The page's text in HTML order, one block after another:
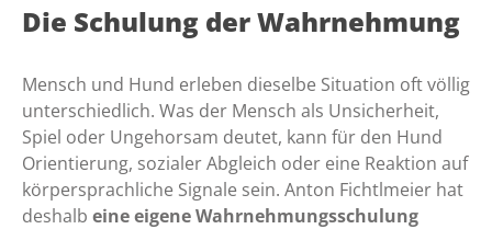
Die Schulung der Wahrnehmung
Mensch und Hund erleben dieselbe Situation oft völlig
unterschiedlich. Was der Mensch als Unsicherheit,
Spiel oder Ungehorsam deutet, kann für den Hund
Orientierung, sozialer Abgleich oder eine Reaktion auf
körpersprachliche Signale sein. Anton Fichtlmeier hat
deshalb eine eigene Wahrnehmungsschulung